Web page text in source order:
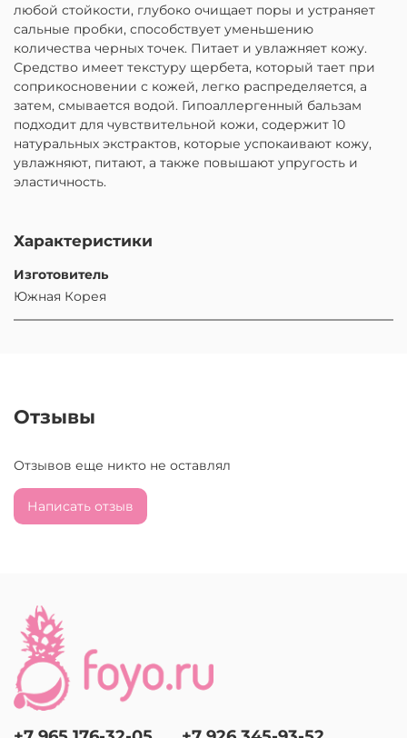
любой стойкости, глубоко очищает поры и устраняет
сальные пробки, способствует уменьшению
количества черных точек. Питает и увлажняет кожу.
Средство имеет текстуру щербета, который тает при
соприкосновении с кожей, легко распределяется, а
затем, смывается водой. Гипоаллергенный бальзам
подходит для чувствительной кожи, содержит 10
натуральных экстрактов, которые успокаивают кожу,
увлажняют, питают, а также повышают упругость и
эластичность.
Характеристики
Изготовитель
Южная Корея
Отзывы
Отзывов еще никто не оставлял
Написать отзыв